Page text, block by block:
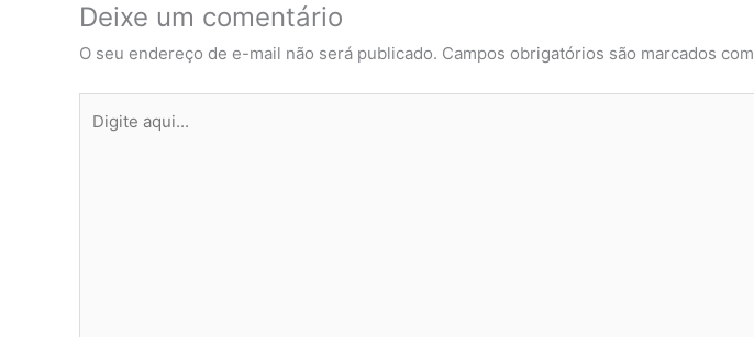
Deixe um comentário
O seu endereço de e-mail não será publicado. Campos obrigatórios são marcados com
aqui...